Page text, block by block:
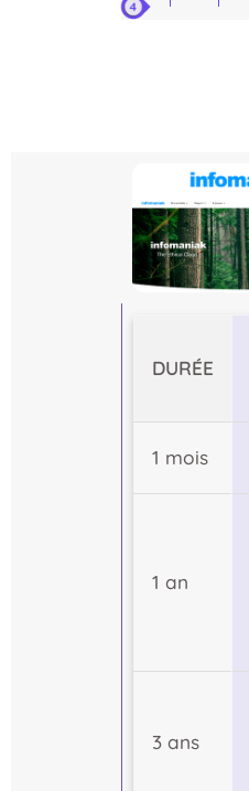
DURÉE
1 mois
1 an
3 ans